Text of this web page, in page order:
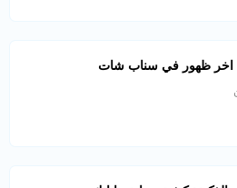
ظهور في سناب شات​